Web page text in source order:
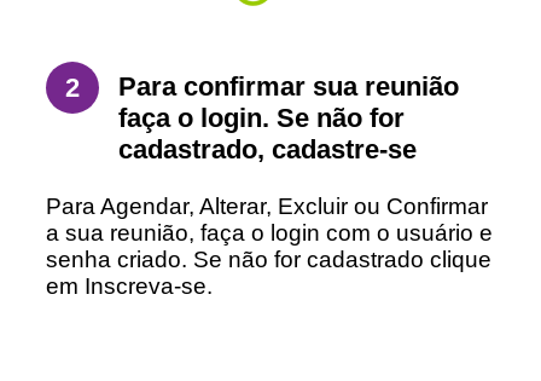
2
Para confirmar sua reunião
faça o login. Se não for
cadastrado, cadastre-se
Para Agendar, Alterar, Excluir ou Confirmar
a sua reunião, faça o login com o usuário e
senha criado. Se não for cadastrado clique
em Inscreva-se.